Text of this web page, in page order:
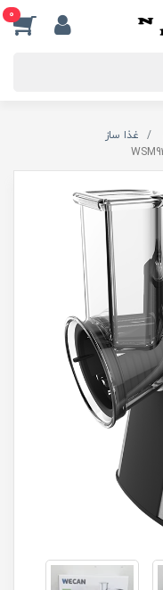
0
غذا ساز